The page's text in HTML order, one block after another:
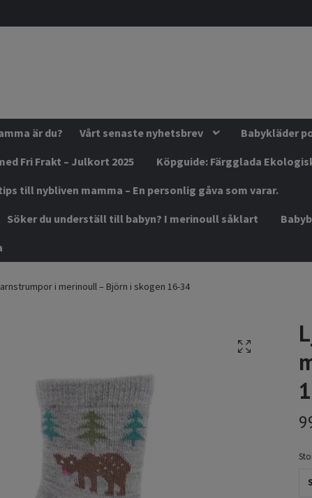
är du? Vårt senaste nyhetsbrev Babykläder
Fri Frakt – Julkort 2025 Köpguide: Färgglada
till nybliven mamma – En personlig gåva som varar.
Söker du underställ till babyn? I merinoull såklart
i merinoull – Björn i skogen 16-34